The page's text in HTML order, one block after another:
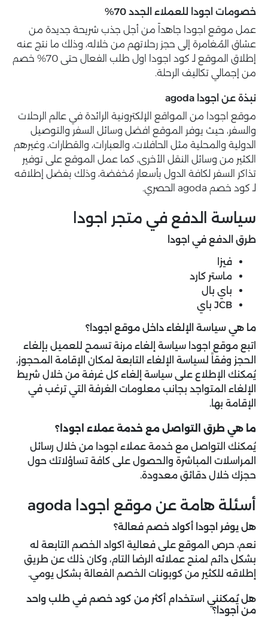
خصومات اجودا للعملاء الجدد 70%
عمل موقع اجودا جاهداً من أجل جذب شريحة جديدة من
عشاق المُغامرة إلى حجز رحلاتهم من خلاله، وذلك ما نتج عنه
إطلاق الموقع لـ كود اجودا اول طلب الفعال حتى 70% خصم
من إجمالي تكاليف الرحلة.
نبذة عن اجودا agoda
موقع اجودا من المواقع الإلكترونية الرائدة في عالم الرحلات
والسفر، حيث يوفر الموقع افضل وسائل السفر والتوصيل
الدولية والمحلية مثل الحافلات، والعبارات، والقطارات، وغيرهم
الكثير من وسائل النقل الأخرى، كما عمل الموقع على توفير
تذاكر السفر لكافة الدول بأسعار مُخفضة، وذلك بفضل إطلاقه
لـ كود خصم agoda الحصري.
سياسة الدفع في متجر اجودا
طرق الدفع في اجودا
فيزا
ماستر كارد
باي بال
JCB باي
ما هي سياسة الإلغاء داخل موقع اجودا؟
اتبع موقع اجودا سياسة إلغاء مرنة تسمح للعميل بإلغاء
الحجز وفقاً لسياسة الإلغاء التابعة لمكان الإقامة المحجوز،
يُمكنك الإطلاع على سياسة إلغاء كل غرفة من خلال شريط
الإلغاء المتواجد بجانب معلومات الغرفة التي ترغب في
الإقامة بها.
ما هي طرق التواصل مع خدمة عملاء اجودا؟
يُمكنك التواصل مع خدمة عملاء اجودا من خلال رسائل
المراسلات المباشرة والحصول على كافة تساؤلاتك حول
حجزك خلال دقائق معدودة.
أسئلة هامة عن موقع اجودا agoda
هل يوفر اجودا أكواد خصم فعالة؟
نعم، حرص الموقع على فعالية اكواد الخصم التابعة له
بشكل دائم لمنح عملائه الرضا التام، وكان ذلك عن طريق
إطلاقه للكثير من كوبونات الخصم الفعالة بشكل يومي.
هل يُمكنني استخدام أكثر من كود خصم في طلب واحد
من اجودا؟